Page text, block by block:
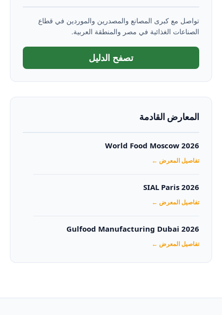
تواصل مع كبرى المصانع والمصدرين والموردين في قطاع
الصناعات الغذائية في مصر والمنطقة العربية.
تصفح الدليل
المعارض القادمة
World Food Moscow 2026
تفاصيل المعرض ←
SIAL Paris 2026
تفاصيل المعرض ←
Gulfood Manufacturing Dubai 2026‏
تفاصيل المعرض ←